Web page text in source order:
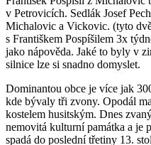
v Petrovicích. Sedlák Josef
Michalovic a Vickovic. (tyto
s Františkem Pospíšilem 3x
jako nápověda. Jaké to byly v
silnice lze si snadno domyslet.
Dominantou obce je více jak
kde bývaly tři zvony. Opodál
kostelem husitským. Dnes
nemovitá kulturní památka a je
spadá do poslední třetiny 13.